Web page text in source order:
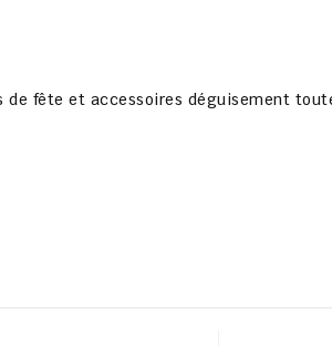
fête et accessoires déguisement